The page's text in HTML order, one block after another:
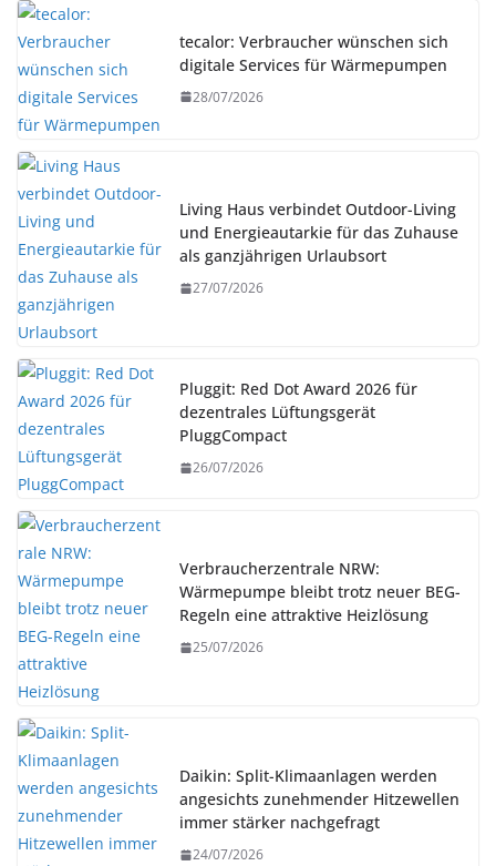
tecalor: Verbraucher wünschen sich
digitale Services für Wärmepumpen
28/07/2026
Living Haus verbindet Outdoor-Living
und Energieautarkie für das Zuhause
als ganzjährigen Urlaubsort
27/07/2026
Pluggit: Red Dot Award 2026 für
dezentrales Lüftungsgerät
PluggCompact
26/07/2026
Verbraucherzentrale NRW:
Wärmepumpe bleibt trotz neuer BEG-
Regeln eine attraktive Heizlösung
25/07/2026
Daikin: Split-Klimaanlagen werden
angesichts zunehmender Hitzewellen
immer stärker nachgefragt
24/07/2026